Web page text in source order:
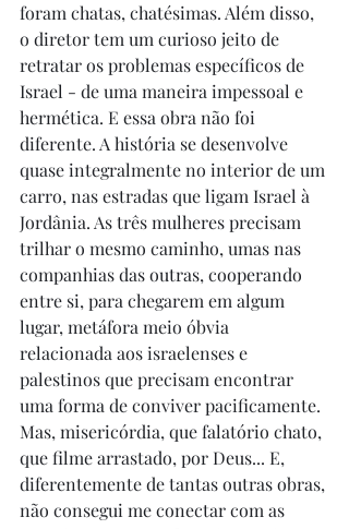
foram chatas, chatésimas. Além disso,
o diretor tem um curioso jeito de
retratar os problemas específicos de
Israel - de uma maneira impessoal e
hermética. E essa obra não foi
diferente. A história se desenvolve
quase integralmente no interior de um
carro, nas estradas que ligam Israel à
Jordânia. As três mulheres precisam
trilhar o mesmo caminho, umas nas
companhias das outras, cooperando
entre si, para chegarem em algum
lugar, metáfora meio óbvia
relacionada aos israelenses e
palestinos que precisam encontrar
uma forma de conviver pacificamente.
Mas, misericórdia, que falatório chato,
que filme arrastado, por Deus... E,
diferentemente de tantas outras obras,
não consegui me conectar com as